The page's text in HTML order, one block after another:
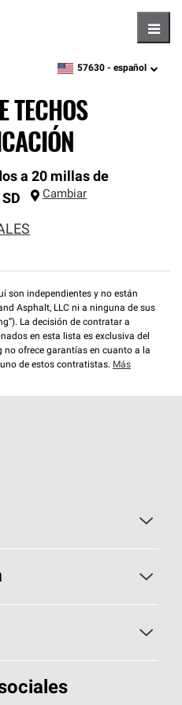
zipcode,language
57630 - español
TECHOS
a 20 millas de
SD Cambiar
son independientes y no están
Asphalt, LLC ni a ninguna de sus
La decisión de contratar a
en esta lista es exclusiva del
no ofrece garantías en cuanto a la
de estos contratistas. Más
techos
y color